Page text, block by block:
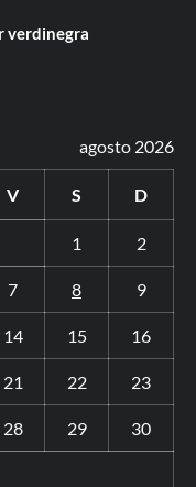
verdinegra
agosto 2026
V S D
1 2
7 8 9
14 15 16
21 22 23
28 29 30